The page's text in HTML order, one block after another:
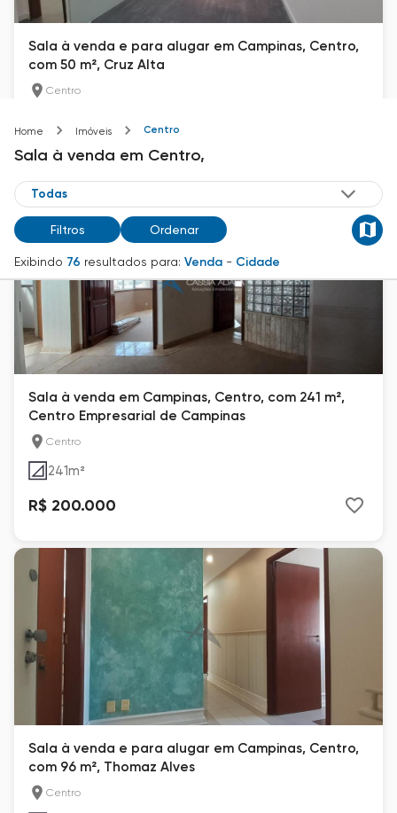
Home Imóveis Centro
Sala à venda em Centro,
Filtros Ordenar
Exibindo 76 resultados para: Venda - Cidade
Sala à venda e para alugar em Campinas, Centro,
com 50 m², Cruz Alta
Centro
R$ 210.000
Sala à venda em Campinas, Centro, com 241 m²,
Centro Empresarial de Campinas
Centro
241m²
R$ 200.000
Sala à venda e para alugar em Campinas, Centro,
com 96 m², Thomaz Alves
Centro